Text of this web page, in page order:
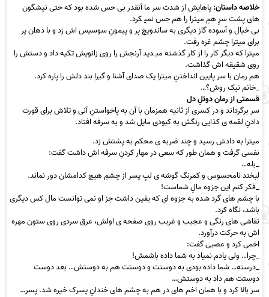
خلاصه داستان:ﭘﺎﻫﺎﯾﺶ از ﺷﺪت ﺳﺮ ﻣﺎ آﻧﻘﺪر ﺑﯽ ﺣﺲ ﺷﺪه ﺑﻮد ﮐﻪ ﺣﺘﯽ ﻧﯿﺸﮕﻮن
ﻫﺎی ﭘﺸﺖ ﺳﺮِ ﻫﻢِ ﻣﯿﺘﺮا را ﻫﻢ ﺣﺲ ﻧﻤﯿ ﮑﺮد.
ﺑﯽ ﺧﯿﺎل و آﺳﻮده ﮔﺎز دﯾﮕﺮی ﺑﻪ ﺳﺎﻧﺪوﯾﭻ ﭘﺮ و ﭘﯿﻤﻮنِ ﺳﻮﺳﯿﺲ اش زد و ﺑﺎ دﻫان ﭘﺮ
ﺑﺮای ﻣﯿﺘﺮا ﭼﺸﻢ ﻏﺮه رﻓﺖ.
ﻣﯿﺘﺮا ﮐﻪ دﯾﮕﺮ ﮐﺎر را از ﮐﺎر ﮔﺬﺷﺘﻪ ﻣﯿ ﺪﯾﺪ آرﻧﺠﺶ را روی زاﻧﻮﯾﺶ ﺗﮑﯿﻪ داد و دﺳﺘﺶ را
روی ﺷﻘﯿﻘﻪ اش ﮔﺬاﺷﺖ.
هم رﻣﺎن ﺑﺎ ﺳﺮ ﭘﺎﯾﯿﻦ اﻧﺪاﺧﺘﻦِ ﻣﯿﺘﺮا ﯾﮏ ﺻﺪای آﺷﻨﺎ و ﮔﯿﺮا ﺑﻨﺪ دﻟﺶ را ﭘﺎره ﮐﺮد.
_ﺧﺎﻧﻢ ﻧﯿﮏ روش؟…
قسمتی از رمان دوﺋﻞِ دل
ﺳﺮ ﺑﺮﮔﺮداﻧﺪ و در ﮐﺴﺮی از ﺛﺎﻧﯿﻪ ﻫﻤﺰﻣﺎن ﺑﺎ آن ﺑﻪ ﭘﺎﺧﻮاﺳﺘﻦِ آﻧﯽ و ﺗﻼش ﺑﺮای ﻗﻮرت
دادنِ ﻟﻘﻤﻪ ی ﮐﺬاﯾﯽ رﻧﮕﺶ ﺑﻪ ﮐﺒﻮدی ﻣﺎﯾﻞ ﺷﺪ و ﺑﻪ ﺳﺮﻓﻪ اﻓﺘﺎد.
ﻣﯿﺘﺮا ﺑﻪ دادش رﺳﯿﺪ و ﭼﻨﺪ ﺿﺮﺑﻪ ی ﻣﺤﮑﻢ ﺑﻪ ﭘﺸﺘﺶ زد.
ﻧﻔﺴﯽ ﮔﺮﻓﺖ و ﻫﻤﺎن ﻃﻮر ﮐﻪ ﺳﻌﯽ در ﻣﻬﺎر ﮐﺮدنِ ﺳﺮﻓﻪ اش داﺷﺖ ﮔﻔﺖ:
_ﺑﻠﻪ…
ﻟﺒﺨﻨﺪ ﻧﺎﻣﺤﺴﻮس و ﮐﻤﺮﻧﮓ ﮔﻮﺷﻪ ی ﻟﺐِ ﭘﺴﺮ از ﭼﺸﻢِ ﻫﯿﭻ ﮐﺪاﻣﺸﺎن دور ﻧﻤﺎﻧﺪ.
_ﻓﮑﺮ ﮐﻨﻢ اﯾﻦ ﺟﺰوه ﻣﺎلِ ﺷﻤﺎﺳﺖ!
ﺑﺎ ﭼﺸﻢ ﻫﺎی ﮔﺮد ﺷﺪه ﺑﻪ ﺟﺰوه ای ﮐﻪ ﯾﻘﯿﻦ داﺷﺖ ﺟﺰ او نمی تواﻧﺴﺖ ﻣﺎل ﮐﺲ دﯾﮕﺮی
ﺑﺎﺷﺪ، ﻧﮕﺎه ﮐﺮد.
ﻧﻘﺎﺷﯽ ﻫﺎی رﻧﮕﯽ و ﻋﺠﯿﺐ و ﻏﺮﯾﺐ روی ﺻﻔﺤﻪ ی اوﻟﺶ، ﻋﺮق ﺳﺮدی روی ﺳﺘﻮن ﻣﻬﺮه
اش ﺑﻪ ﺣﺮﮐﺖ درآورد.
اﺧﻤﯽ ﮐﺮد و ﻋﺼﺒﯽ ﮔﻔﺖ:
_چرا… ولی یادم نمیاد به شما داده باشمش!
_درﺳﺘﻪ… ﺷﻤﺎ داده ﺑﻮدی ﺑﻪ دوﺳﺘﺖ و دوﺳﺘﺖ ﻫﻢ ﺑﻪ دوﺳﺘﺶ… ﺑﻌﺪ دوﺳﺖ
دوﺳﺘﺖ ﻫﻢ داد ﺑﻪ دوﺳﺘﺶ…
ﺳﺮ ﺑﺎﻻ ﮐﺮد و ﺑﺎ ﻫﻤﺎن اﺧﻢ ﻫﺎی در ﻫﻢ ﺑﻪ ﭼﺸﻢ ﻫﺎی ﺧﻨﺪانِ ﭘﺴﺮک ﺧﯿﺮه شد. پسر…